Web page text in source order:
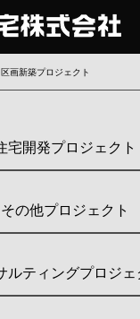
画新築プロジェクト
宅開発プロジェクト
その他プロジェクト
ルティングプロジェ